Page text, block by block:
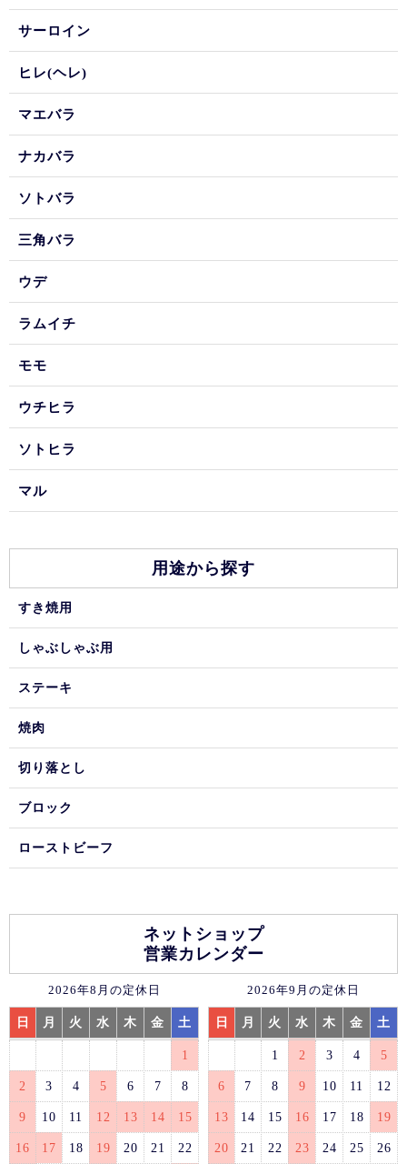
サーロイン
ヒレ(ヘレ)
マエバラ
ナカバラ
ソトバラ
三角バラ
ウデ
ラムイチ
モモ
ウチヒラ
ソトヒラ
マル
用途から探す
すき焼用
しゃぶしゃぶ用
ステーキ
焼肉
切り落とし
ブロック
ローストビーフ
ネットショップ
営業カレンダー
2026年8月の定休日
日 月 火 水 木 金 土
1
2 3 4 5 6 7 8
9 10 11 12 13 14 15
16 17 18 19 20 21 22
2026年9月の定休日
日 月 火 水 木 金 土
1 2 3 4 5
6 7 8 9 10 11 12
13 14 15 16 17 18 19
20 21 22 23 24 25 26